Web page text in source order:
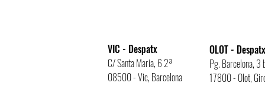
VIC - Despatx
C/ Santa Maria, 6 2ª
08500 - Vic, Barcelona
OLOT - Despatx
Pg. Barcelona, 3
17800 - Olot,